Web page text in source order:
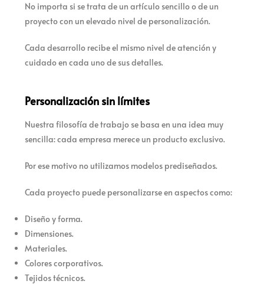
No importa si se trata de un artículo sencillo o de un
proyecto con un elevado nivel de personalización.
Cada desarrollo recibe el mismo nivel de atención y
cuidado en cada uno de sus detalles.
Personalización sin límites
Nuestra filosofía de trabajo se basa en una idea muy
sencilla: cada empresa merece un producto exclusivo.
Por ese motivo no utilizamos modelos prediseñados.
Cada proyecto puede personalizarse en aspectos como:
Diseño y forma.
Dimensiones.
Materiales.
Colores corporativos.
Tejidos técnicos.